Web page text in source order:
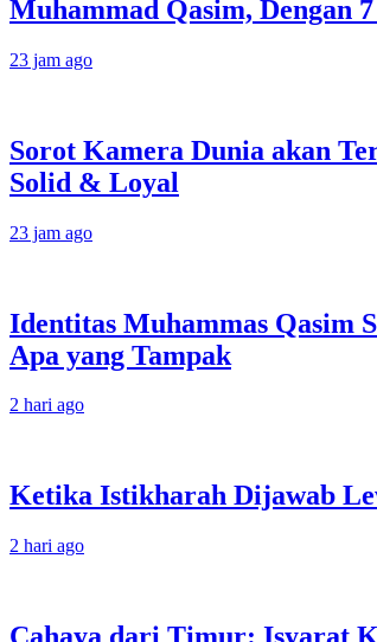
Muhammad Qasim, Dengan
23 jam ago
Sorot Kamera Dunia akan
Solid & Loyal
23 jam ago
Identitas Muhammas Qasim
Apa yang Tampak
2 hari ago
Ketika Istikharah Dijawab
2 hari ago